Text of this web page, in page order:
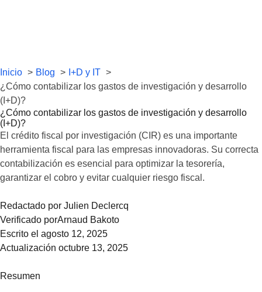
Inicio Blog
I+D y IT
¿Cómo contabilizar los gastos de investigación y desarrollo
(I+D)?
¿Cómo contabilizar los gastos de investigación y desarrollo
(I+D)?
El crédito fiscal por investigación (CIR) es una importante
herramienta fiscal para las empresas innovadoras. Su correcta
contabilización es esencial para optimizar la tesorería,
garantizar el cobro y evitar cualquier riesgo fiscal.
Redactado por Julien Declercq
Verificado porArnaud Bakoto
Escrito el agosto 12, 2025
Actualización octubre 13, 2025
Resumen